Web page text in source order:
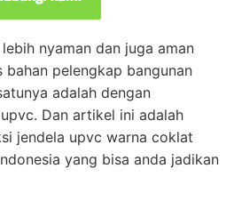
nyaman dan juga aman
bahan pelengkap bangunan
adalah dengan
Dan artikel ini adalah
jendela upvc warna coklat
yang bisa anda jadikan